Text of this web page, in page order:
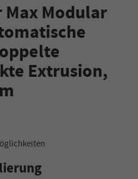
Max Modular
Extrusion,